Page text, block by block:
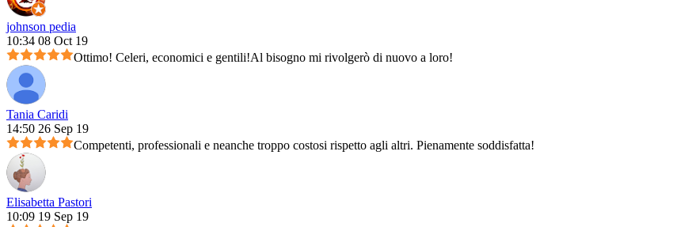
johnson pedia
10:34 08 Oct 19
Ottimo! Celeri, economici e gentili!Al bisogno mi rivolgerò di nuovo a loro!
Tania Caridi
14:50 26 Sep 19
Competenti, professionali e neanche troppo costosi rispetto agli altri. Pienamente soddisfatta!
Elisabetta Pastori
10:09 19 Sep 19